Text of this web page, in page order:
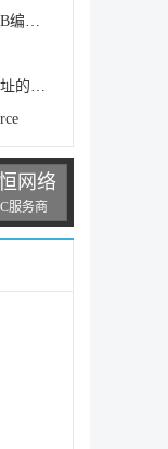
php5.2 Json不能正确处理中文、GB编码的解决方法
PHP获取youku视频真实flv文件地址的方法
网络
服务商